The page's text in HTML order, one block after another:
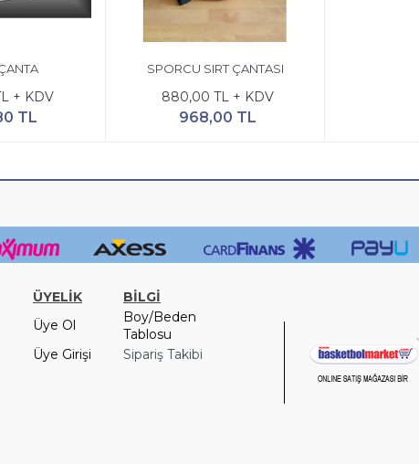
+ KDV
TL
SPORCU SIRT ÇANTASI
880,00 TL + KDV
968,00 TL
ÜYELİK
BİLGİ
Üye Ol
Boy/Beden
Tablosu
Üye Girişi
Sipariş Takibi